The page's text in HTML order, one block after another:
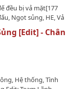
ẩn nhẫn và hiền
sống lâu được.Đời
nhất chi độc
phản công
chi độc tú (一枝
thành ngữ Trung
xuất chúng.Lịch up
sáu hàng tuần.…
đều bị vả mặt[177
Ngọt sủng, HE, Vả
16+Edit: Team
Thái Phi. [VĂN
gia cô nương đội
bộ Đại Diệp triều
đó, Tần gia đền
đẹp, ngoan ngoan
[Edit] - Chân
Hệ thống, Tình